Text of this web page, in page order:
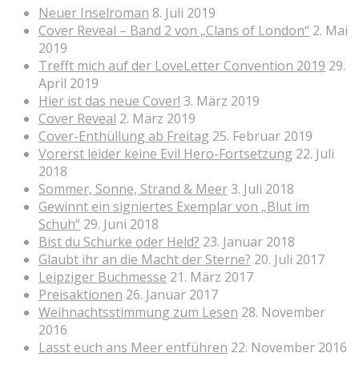
Neuer Inselroman 8. Juli 2019
Cover Reveal – Band 2 von „Clans of London“ 2. Mai
2019
Trefft mich auf der LoveLetter Convention 2019 29.
April 2019
Hier ist das neue Cover! 3. März 2019
Cover Reveal 2. März 2019
Cover-Enthüllung ab Freitag 25. Februar 2019
Vorerst leider keine Evil Hero-Fortsetzung 22. Juli
2018
Sommer, Sonne, Strand & Meer3. Juli 2018
Gewinnt ein signiertes Exemplar von „Blut im
Schuh“ 29. Juni 2018
Bist du Schurke oder Held? 23. Januar 2018
Glaubt ihr an die Macht der Sterne? 20. Juli 2017
Leipziger Buchmesse 21. März 2017
Preisaktionen 26. Januar 2017
Weihnachtsstimmung zum Lesen 28. November
2016
Lasst euch ans Meer entführen 22. November 2016